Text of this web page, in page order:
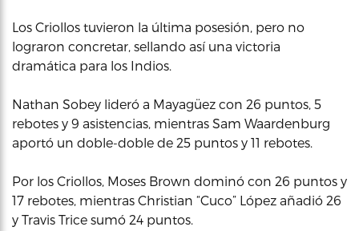
Los Criollos tuvieron la última posesión, pero no
lograron concretar, sellando así una victoria
dramática para los Indios.
Nathan Sobey lideró a Mayagüez con 26 puntos, 5
rebotes y 9 asistencias, mientras Sam Waardenburg
aportó un doble-doble de 25 puntos y 11 rebotes.
Por los Criollos, Moses Brown dominó con 26 puntos y
17 rebotes, mientras Christian “Cuco” López añadió 26
y Travis Trice sumó 24 puntos.